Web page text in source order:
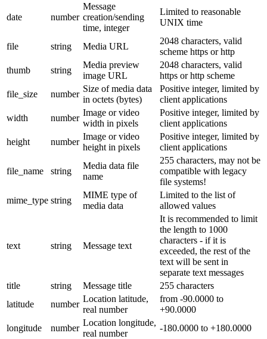
date number
Message
creation/sending
time, integer
Limited to reasonable
UNIX time
file string Media URL
2048 characters, valid
scheme https or http
thumb
string
Media preview
image URL
2048 characters, valid
https or http scheme
file_size
number
Size of media data
in octets (bytes)
Positive integer, limited by
client applications
width
number
Image or video
width in pixels
Positive integer, limited by
client applications
height
number
Image or video
height in pixels
Positive integer, limited by
client applications
file_name string
Media data file
name
255 characters, may not be
compatible with legacy
file systems!
mime_type string
MIME type of
media data
Limited to the list of
allowed values
text string Message text
It is recommended to limit
the length to 1000
characters - if it is
exceeded, the rest of the
text will be sent in
separate text messages
title
string Message title
255 characters
latitude
number
Location latitude,
real number
from -90.0000 to
+90.0000
longitude
number
Location longitude,
real number
-180.0000 to +180.0000